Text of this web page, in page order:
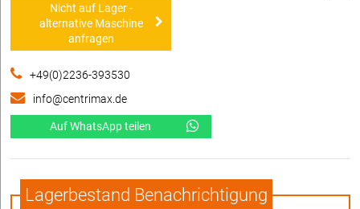
Nicht auf Lager -
alternative Maschine
anfragen
+49(0)2236-393530
info@centrimax.de
Auf WhatsApp teilen
Lagerbestand Benachrichtigung